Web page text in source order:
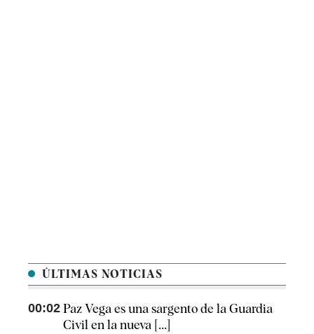
ÚLTIMAS NOTICIAS
00:02 Paz Vega es una sargento de la Guardia
Civil en la nueva [...]